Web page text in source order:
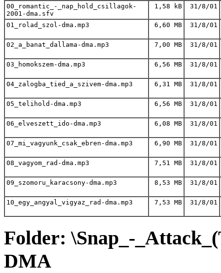
00_romantic_-_nap_hold_csillagok-
2001-dma.sfv
1,58 kB 31/8/01
01_rolad_szol-dma.mp3 6,60 MB 31/8/01
02_a_banat_dallama-dma.mp3 7,00 MB 31/8/01
03_homokszem-dma.mp3 6,56 MB 31/8/01
04_zalogba_tied_a_szivem-dma.mp3 6,31 MB 31/8/01
05_telihold-dma.mp3 6,56 MB 31/8/01
06_elveszett_ido-dma.mp3 6,08 MB 31/8/01
07_mi_vagyunk_csak_ebren-dma.mp3 6,90 MB 31/8/01
08_vagyom_rad-dma.mp3 7,51 MB 31/8/01
09_szomoru_karacsony-dma.mp3 8,53 MB 31/8/01
10_egy_angyal_vigyaz_rad-dma.mp3 7,53 MB 31/8/01
Folder: \Snap_-
DMA